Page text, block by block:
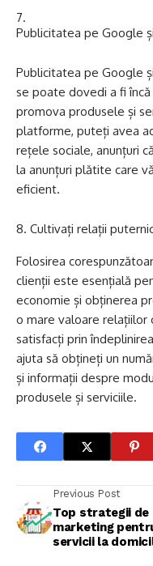
Publicitatea pe Google
Publicitatea pe Google
se poate dovedi a fi
promova produsele și
platforme, puteți avea
rețele sociale, anunțuri
la anunțuri plătite care
eficient.
Cultivați relații
Folosirea
clienții este esențială
economie și obținerea
o mare valoare relațiilor
satisfacți prin
ajuta să obțineți un
și informații despre
produsele și serviciile.
Previous Post
Top strategii de
marketing
servicii la